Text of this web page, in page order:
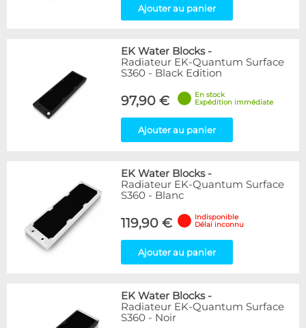
Ajouter au panier
EK Water Blocks-
Radiateur EK-Quantum Surface
S360 - Black Edition
97,90 €
En stock
Expédition immédiate
Ajouter au panier
EK Water Blocks-
Radiateur EK-Quantum Surface
S360 - Blanc
119,90 €
Indisponible
Délai inconnu
Ajouter au panier
EK Water Blocks-
Radiateur EK-Quantum Surface
S360 - Noir